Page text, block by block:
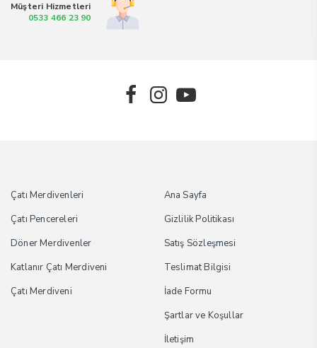
Müşteri Hizmetleri
0533 466 23 90
Çatı Merdivenleri
Çatı Pencereleri
Döner Merdivenler
Katlanır Çatı Merdiveni
Çatı Merdiveni
Ana Sayfa
Gizlilik Politikası
Satış Sözleşmesi
Teslimat Bilgisi
İade Formu
Şartlar ve Koşullar
İletişim